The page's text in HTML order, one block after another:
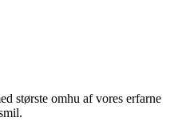
største omhu af vores erfarne